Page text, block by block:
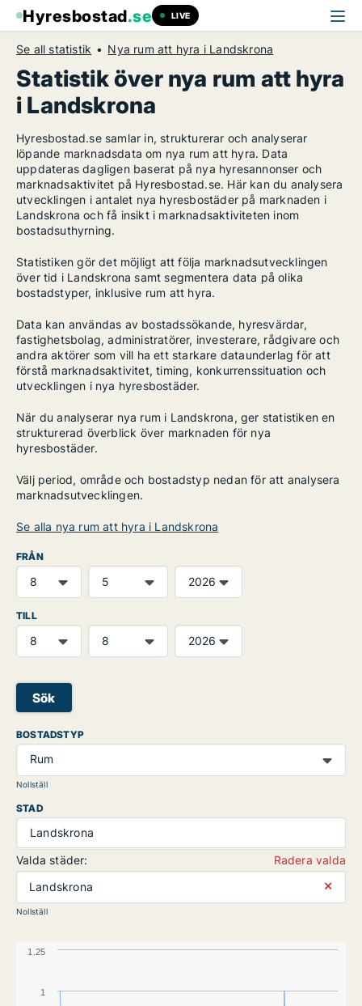
Hyresbostad.se LIVE
Se all statistik Nya rum att hyra i Landskrona
Statistik över nya rum att hyra
i Landskrona
Hyresbostad.se samlar in, strukturerar och analyserar
löpande marknadsdata om nya rum att hyra. Data
uppdateras dagligen baserat på nya hyresannonser och
marknadsaktivitet på Hyresbostad.se. Här kan du analysera
utvecklingen i antalet nya hyresbostäder på marknaden i
Landskrona och få insikt i marknadsaktiviteten inom
bostadsuthyrning.
Statistiken gör det möjligt att följa marknadsutvecklingen
över tid i Landskrona samt segmentera data på olika
bostadstyper, inklusive rum att hyra.
Data kan användas av bostadssökande, hyresvärdar,
fastighetsbolag, administratörer, investerare, rådgivare och
andra aktörer som vill ha ett starkare dataunderlag för att
förstå marknadsaktivitet, timing, konkurrenssituation och
utvecklingen i nya hyresbostäder.
När du analyserar nya rum i Landskrona, ger statistiken en
strukturerad överblick över marknaden för nya
hyresbostäder.
Välj period, område och bostadstyp nedan för att analysera
marknadsutvecklingen.
Se alla nya rum att hyra i Landskrona
FRÅN
TILL
Sök
BOSTADSTYP
Rum
Nollställ
STAD
Landskrona
Valda städer:
Radera valda
Landskrona
⨯
Nollställ
1
1.25